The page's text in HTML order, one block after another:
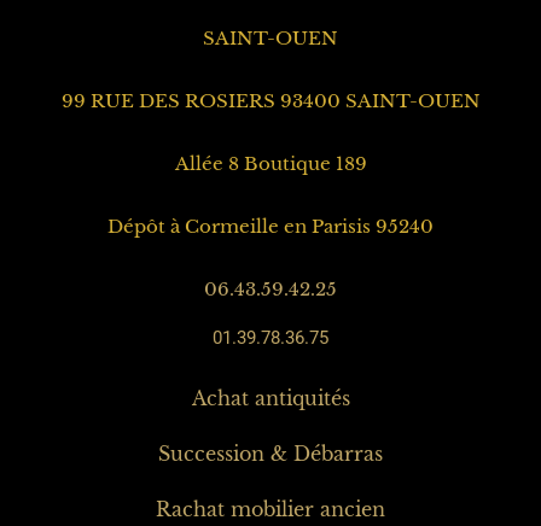
SAINT-OUEN
99 RUE DES ROSIERS 93400 SAINT-OUEN
Allée 8 Boutique 189
Dépôt à Cormeille en Parisis 95240
06.43.59.42.25
01.39.78.36.75
Achat antiquités
Succession & Débarras
Rachat mobilier ancien